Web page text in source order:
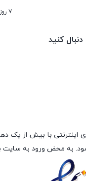
۷ روز گارانتی بازگشت وجه
کنید
شود. به محض ورود به سایت